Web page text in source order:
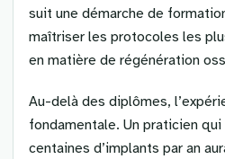
suit une démarche de
maîtriser les protocoles les
en matière de régénération
Au-delà des diplômes,
fondamentale. Un praticien
centaines d’implants par an